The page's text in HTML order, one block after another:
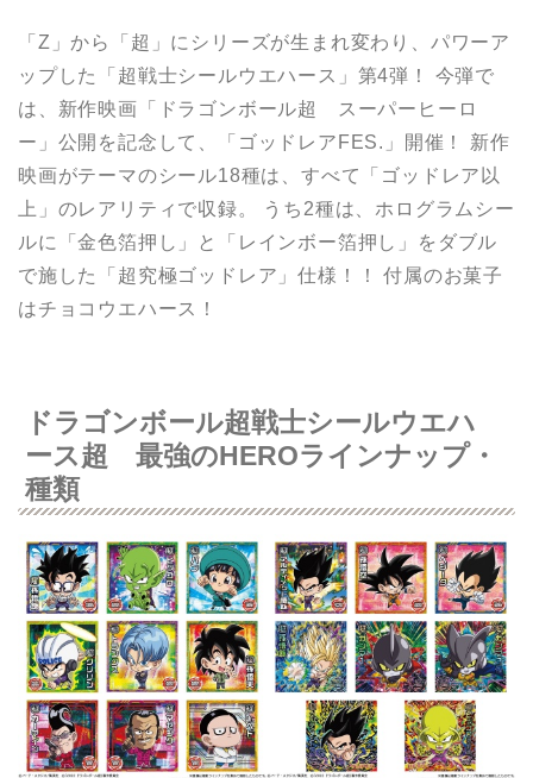
「Z」から「超」にシリーズが生まれ変わり、パワーア
ップした「超戦士シールウエハース」第4弾！ 今弾で
は、新作映画「ドラゴンボール超 スーパーヒーロ
ー」公開を記念して、「ゴッドレアFES.」開催！ 新作
映画がテーマのシール18種は、すべて「ゴッドレア以
上」のレアリティで収録。 うち2種は、ホログラムシー
ルに「金色箔押し」と「レインボー箔押し」をダブル
で施した「超究極ゴッドレア」仕様！！ 付属のお菓子
はチョコウエハース！
ドラゴンボール超戦士シールウエハ
ース超 最強のHEROラインナップ・
種類